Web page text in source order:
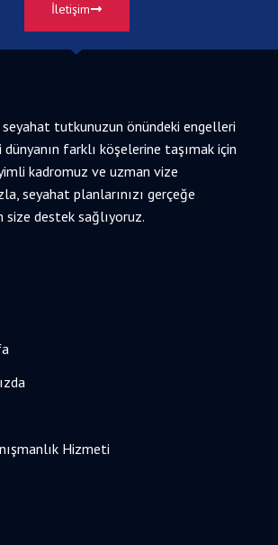
İletişim
tutkunuzun önündeki engelleri
farklı köşelerine taşımak için
kadromuz ve uzman vize
seyahat planlarınızı gerçeğe
size destek sağlıyoruz.
Hizmeti